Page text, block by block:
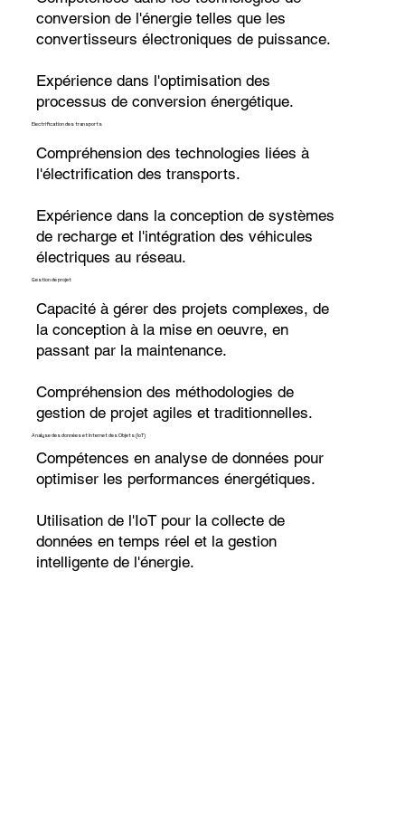
conversion de l'énergie telles que les
convertisseurs électroniques de puissance.
Expérience dans l'optimisation des
processus de conversion énergétique.
Compréhension des technologies liées à
l'électrification des transports.
Expérience dans la conception de systèmes
de recharge et l'intégration des véhicules
électriques au réseau.
Electrification des transports
Capacité à gérer des projets complexes, de
la conception à la mise en oeuvre, en
passant par la maintenance.
Compréhension des méthodologies de
gestion de projet agiles et traditionnelles.
Gestion de projet
Compétences en analyse de données pour
optimiser les performances énergétiques.
Utilisation de l'IoT pour la collecte de
données en temps réel et la gestion
intelligente de l'énergie.
Analyse des données et Internet des Objets (IoT)